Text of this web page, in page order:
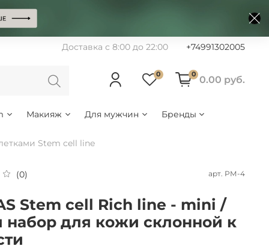
Доставка с 8:00 до 22:00 +74991302005
0 0 0.00 руб.
Макияж Для мужчин Бренды
Stem cell line
(0) арт. РМ-4
Stem cell Rich line - mini /
набор для кожи склонной к